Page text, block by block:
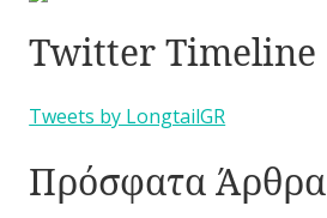
Twitter Timeline
Tweets by LongtailGR
Πρόσφατα Άρθρα